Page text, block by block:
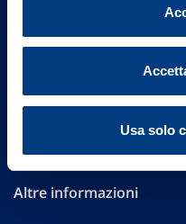
Usa solo
Governance
Investor Relations
Altre informazioni